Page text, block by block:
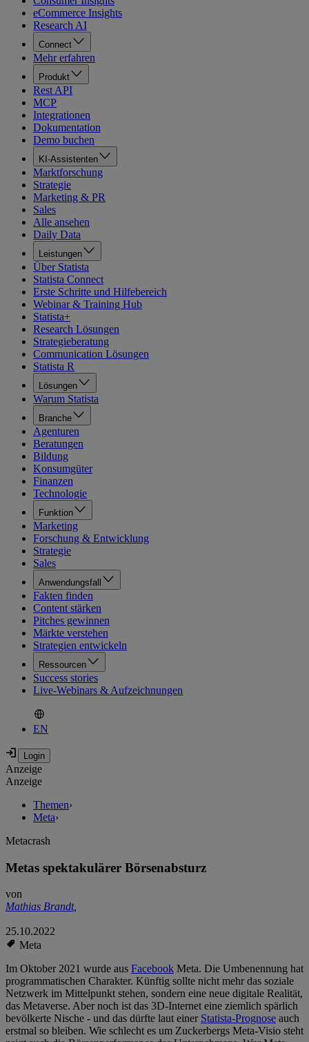
eCommerce Insights
Research AI
Connect
Mehr erfahren
Produkt
Rest API
MCP
Integrationen
Dokumentation
Demo buchen
KI-Assistenten
Marktforschung
Strategie
Marketing & PR
Sales
Alle ansehen
Daily Data
Leistungen
Über Statista
Statista Connect
Erste Schritte und Hilfebereich
Webinar & Training Hub
Statista+
Research Lösungen
Strategieberatung
Communication Lösungen
Statista R
Lösungen
Warum Statista
Branche
Agenturen
Beratungen
Bildung
Konsumgüter
Finanzen
Technologie
Funktion
Marketing
Forschung & Entwicklung
Strategie
Sales
Anwendungsfall
Fakten finden
Content stärken
Pitches gewinnen
Märkte verstehen
Strategien entwickeln
Ressourcen
Success stories
Live-Webinars & Aufzeichnungen
EN
Anzeige
Anzeige
Themen›
Meta›
Metacrash
Metas spektakulärer Börsenabsturz
von
Mathias Brandt,
25.10.2022
Meta
Im Oktober 2021 wurde aus Facebook Meta. Die Umbenennung hat
programmatischen Charakter. Künftig sollte nicht mehr das soziale
Netzwerk im Mittelpunkt stehen, sondern eine neue digitale Realität,
das Metaverse. Aber noch ist das 3D-Internet eine ziemlich spärlich
bevölkerte Nische - und das dürfte laut einer Statista-Prognose auch
erstmal so bleiben. Wie schlecht es um Zuckerbergs Meta-Visio steht